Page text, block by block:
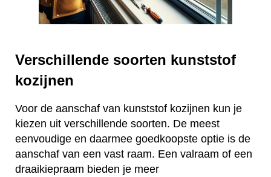
Verschillende soorten kunststof
kozijnen
Voor de aanschaf van kunststof kozijnen kun je
kiezen uit verschillende soorten. De meest
eenvoudige en daarmee goedkoopste optie is de
aanschaf van een vast raam. Een valraam of een
draaikiepraam bieden je meer